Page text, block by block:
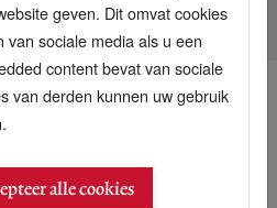
onderscheiden
geven. Dit omvat cookies
van sociale media als u een
content bevat van sociale
van derden kunnen uw gebruik
alle cookies